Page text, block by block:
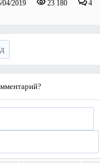
04/2019 23 180 4